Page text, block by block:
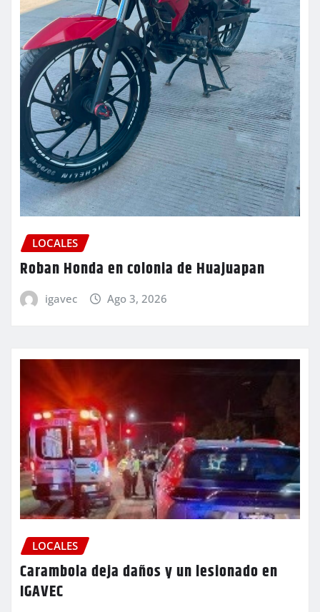
LOCALES
Roban Honda en colonia de Huajuapan
igavec Ago 3, 2026
LOCALES
Carambola deja daños y un lesionado en
IGAVEC